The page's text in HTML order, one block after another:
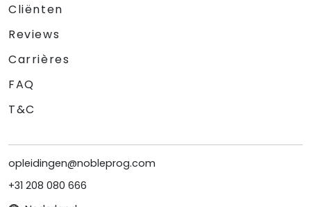
Cliënten
Reviews
Carrières
FAQ
T&C
opleidingen@nobleprog.com
+31 208 080 666